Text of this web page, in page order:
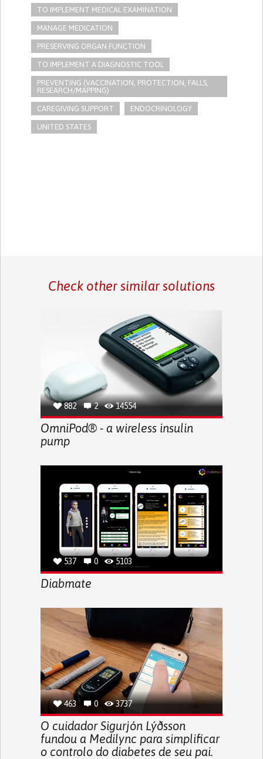
TO IMPLEMENT MEDICAL EXAMINATION
MANAGE MEDICATION
PRESERVING ORGAN FUNCTION
TO IMPLEMENT A DIAGNOSTIC TOOL
PREVENTING (VACCINATION, PROTECTION, FALLS,
RESEARCH/MAPPING)
CAREGIVING SUPPORT ENDOCRINOLOGY
UNITED STATES
Check other similar solutions
882 2 14554
OmniPod® - a wireless insulin
pump
537 0 5103
Diabmate
463 0 3737
O cuidador Sigurjón Lýðsson
fundou a Medilync para simplificar
o controlo do diabetes de seu pai.